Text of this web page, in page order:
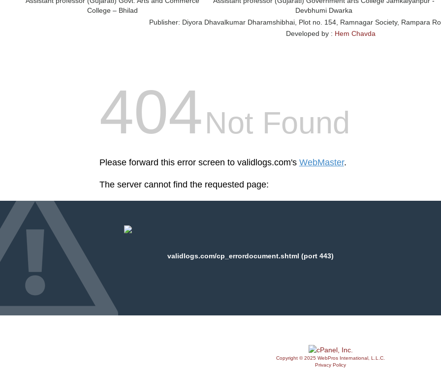
College – Bhilad
Devbhumi Dwarka
Publisher: Diyora Dhavalkumar Dharamshibhai, Plot no. 154, Ramnagar Society, Rampara
Developed by : Hem Chavda
404Not Found
Please forward this error screen to validlogs.com's WebMaster.
The server cannot find the requested page:
validlogs.com/cp_errordocument.shtml (port 443)
Copyright © 2025 WebPros International, L.L.C.
Privacy Policy